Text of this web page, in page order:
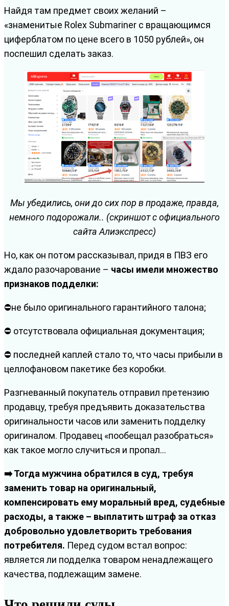
Найдя там предмет своих желаний –
«знаменитые Rolex Submariner с вращающимся
циферблатом по цене всего в 1050 рублей», он
поспешил сделать заказ.
Мы убедились, они до сих пор в продаже, правда,
немного подорожали.. (скриншот с официального
сайта Алиэкспресс)
Но, как он потом рассказывал, придя в ПВЗ его
ждало разочарование – часы имели множество
признаков подделки:
⛔не было оригинального гарантийного талона;
⛔ отсутствовала официальная документация;
⛔ последней каплей стало то, что часы прибыли в
целлофановом пакетике без коробки.
Разгневанный покупатель отправил претензию
продавцу, требуя предъявить доказательства
оригинальности часов или заменить подделку
оригиналом. Продавец «пообещал разобраться»
как такое могло случиться и пропал…
➡️ Тогда мужчина обратился в суд, требуя
заменить товар на оригинальный,
компенсировать ему моральный вред, судебные
расходы, а также – выплатить штраф за отказ
добровольно удовлетворить требования
потребителя. Перед судом встал вопрос:
является ли подделка товаром ненадлежащего
качества, подлежащим замене.